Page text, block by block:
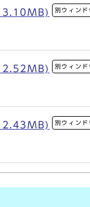
3.10MB) 別ウィンド
2.52MB) 別ウィンド
2.43MB) 別ウィンド